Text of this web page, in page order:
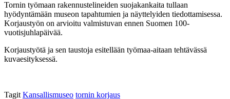
Tornin työmaan rakennustelineiden suojakankaita tullaan
hyödyntämään museon tapahtumien ja näyttelyiden tiedottamisessa.
Korjaustyön on arvioitu valmistuvan ennen Suomen 100-
vuotisjuhlapäivää.
Korjaustyötä ja sen taustoja esitellään työmaa-aitaan tehtävässä
kuvaesityksessä.
Tagit Kansallismuseo tornin korjaus